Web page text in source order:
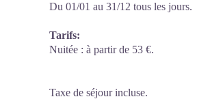
Du 01/01 au 31/12 tous les jours.
Tarifs:
Nuitée : à partir de 53 €.
Taxe de séjour incluse.